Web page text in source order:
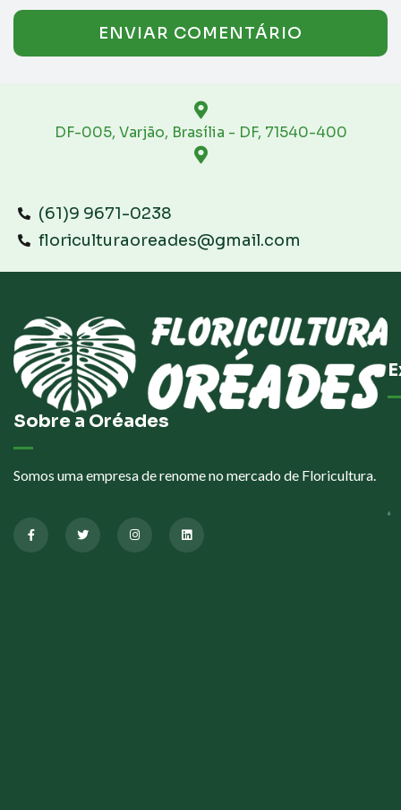
DF-005, Varjão, Brasília - DF, 71540-400
(61)9 9671-0238
floriculturaoreades@gmail.com
Sobre a Oréades
Somos uma empresa de renome no mercado de Floricultura.